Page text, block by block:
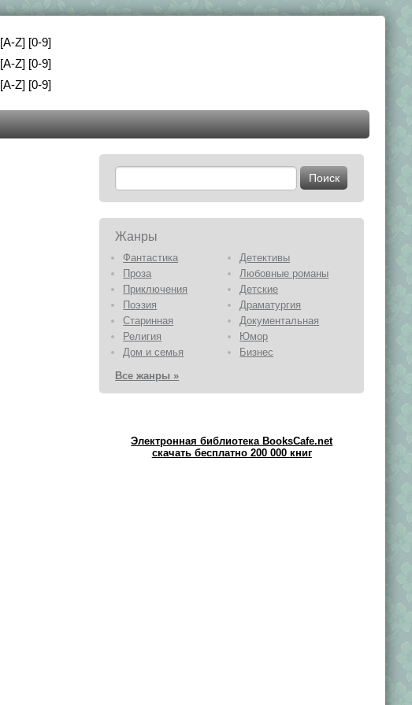
[A-Z] [0-9]
[A-Z] [0-9]
[A-Z] [0-9]
Жанры
Фантастика
Детективы
Проза
Любовные романы
Приключения
Детские
Поэзия
Драматургия
Старинная
Документальная
Религия
Юмор
Дом и семья
Бизнес
Все жанры »
Электронная библиотека BooksCafe.net
скачать бесплатно 200 000 книг